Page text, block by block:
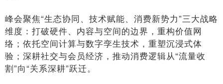
峰会聚焦“生态协同、技术赋能、消费新势力”三大战略
维度：打破硬件、内容与空间的边界，重构价值网
络；依托空间计算与数字孪生技术，重塑沉浸式体
验；深耕社交与会员经济，推动消费逻辑从“流量收
割”向“关系深耕”跃迁。